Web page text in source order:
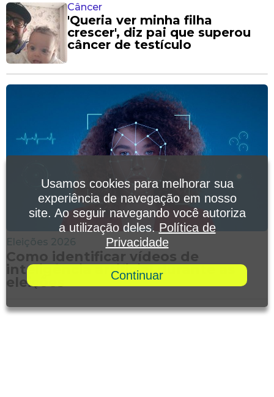
Câncer
'Queria ver minha filha
crescer', diz pai que superou
câncer de testículo
Eleições 2026
Como identificar vídeos de
inteligência artificial durante as
eleições
Usamos cookies para melhorar sua
experiência de navegação em nosso
site. Ao seguir navegando você autoriza
a utilização deles. Política de
Privacidade
Continuar